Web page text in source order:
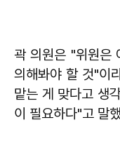
곽 의원은 "위원은
의해봐야 할 것"이
맡는 게 맞다고 생
이 필요하다"고 말